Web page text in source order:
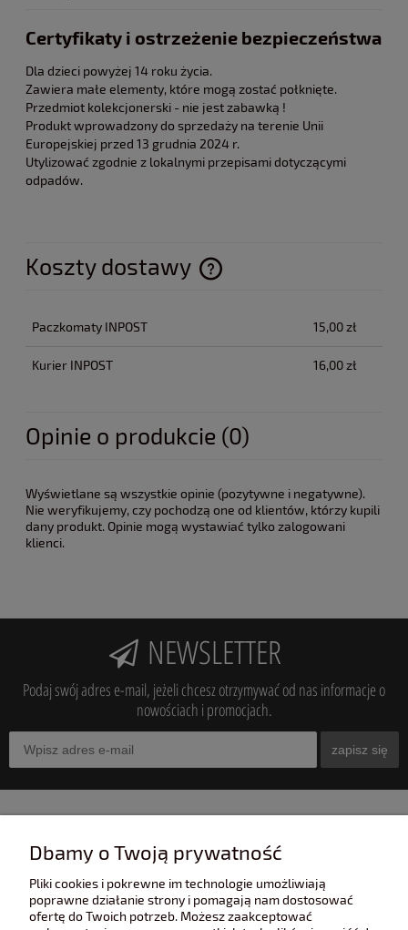
Certyfikaty i ostrzeżenie bezpieczeństwa
Dla dzieci powyżej 14 roku życia.
Zawiera małe elementy, które mogą zostać połknięte.
Przedmiot kolekcjonerski - nie jest zabawką !
Produkt wprowadzony do sprzedaży na terenie Unii
Europejskiej przed 13 grudnia 2024 r.
Utylizować zgodnie z lokalnymi przepisami dotyczącymi
odpadów.
Koszty dostawy
Cena nie zawiera ewentualnych kosztów płatności
Paczkomaty INPOST 15,00 zł
Kurier INPOST 16,00 zł
Opinie o produkcie (0)
Wyświetlane są wszystkie opinie (pozytywne i negatywne).
Nie weryfikujemy, czy pochodzą one od klientów, którzy kupili
dany produkt. Opinie mogą wystawiać tylko zalogowani
klienci.
NEWSLETTER
Podaj swój adres e-mail, jeżeli chcesz otrzymywać od nas informacje o
nowościach i promocjach.
zapisz się
POMOC
Dbamy o Twoją prywatność
Pliki cookies i pokrewne im technologie umożliwiają
poprawne działanie strony i pomagają nam dostosować
ofertę do Twoich potrzeb. Możesz zaakceptować